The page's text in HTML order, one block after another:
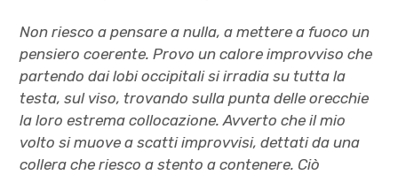
Non riesco a pensare a nulla, a mettere a fuoco un
pensiero coerente. Provo un calore improvviso che
partendo dai lobi occipitali si irradia su tutta la
testa, sul viso, trovando sulla punta delle orecchie
la loro estrema collocazione. Avverto che il mio
volto si muove a scatti improvvisi, dettati da una
collera che riesco a stento a contenere. Ciò